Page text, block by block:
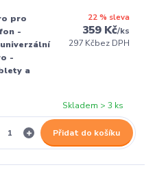
pro
-
-
a
22 % sleva
359 Kč/ks
297 Kčbez DPH
Skladem > 3 ks
Přidat do košíku